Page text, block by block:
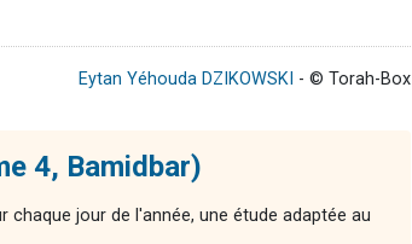
Eytan Yéhouda DZIKOWSKI - © Torah-Box
4, Bamidbar)
chaque jour de l'année, une étude adaptée au